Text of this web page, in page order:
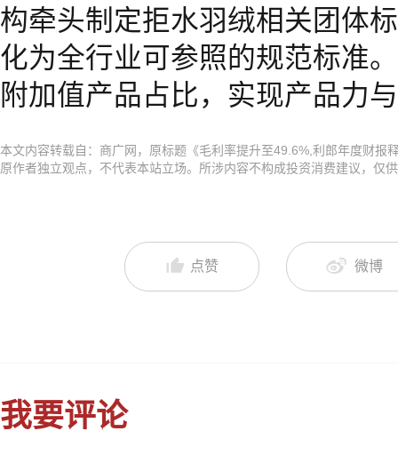
构牵头制定拒水羽绒相关团体
化为全行业可参照的规范标准
附加值产品占比，实现产品力
本文内容转载自：商广网，原标题《毛利率提升至49.6%,利郎年度财报
原作者独立观点，不代表本站立场。所涉内容不构成投资消费建议，仅
点赞 微博
我要评论